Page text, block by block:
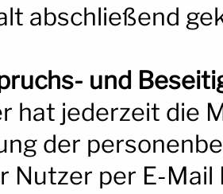
abschließend
und
hat jederzeit die
der
Nutzer per E-